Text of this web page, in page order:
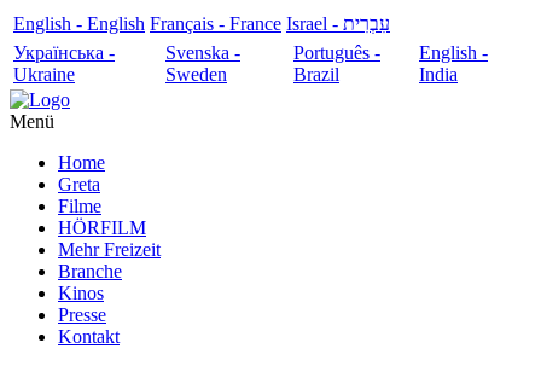
English - English Français - France
עִבְרִית - Israel
Українська -
Ukraine
Svenska -
Sweden
Português -
Brazil
English -
India
Menü
Home
Greta
Filme
HÖRFILM
Mehr Freizeit
Branche
Kinos
Presse
Kontakt